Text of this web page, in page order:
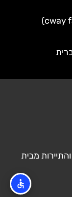
מבית